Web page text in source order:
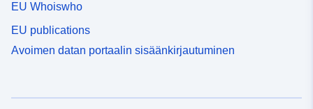
EU Whoiswho
EU publications
Avoimen datan portaalin sisäänkirjautuminen